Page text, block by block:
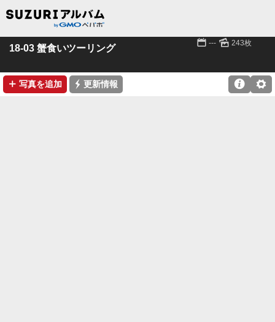
18-03 蟹食いツーリング 📅 --- 🌄 243枚
➕ 写真を追加 ⚡ 更新情報 ⚙
